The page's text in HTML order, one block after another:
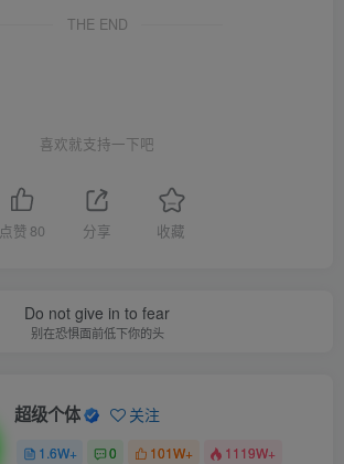
THE END
喜欢就支持一下吧
点赞 80 分享 收藏
Do not give in to fear
别在恐惧面前低下你的头
超级个体 关注
1.6W+ 0 101W+ 1119W+